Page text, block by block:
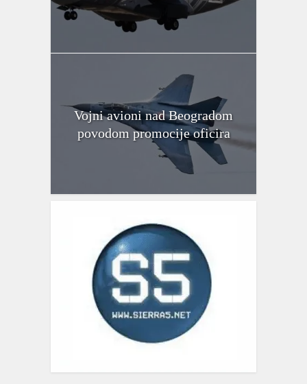
Vojni avioni nad Beogradom
povodom promocije oficira